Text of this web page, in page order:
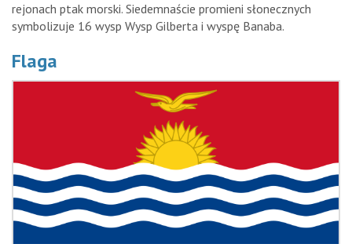
rejonach ptak morski. Siedemnaście promieni słonecznych
symbolizuje 16 wysp Wysp Gilberta i wyspę Banaba.
Flaga